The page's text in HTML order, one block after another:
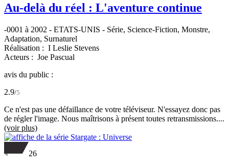
Au-delà du réel : L'aventure continue
-0001 à 2002 - ETATS-UNIS - Série, Science-Fiction, Monstre,
Adaptation, Surnaturel
Réalisation : I Leslie Stevens
Acteurs : Joe Pascual
avis du public :
2.9/5
Ce n'est pas une défaillance de votre téléviseur. N'essayez donc pas
de régler l'image. Nous maîtrisons à présent toutes retransmissions....
(voir plus)
26